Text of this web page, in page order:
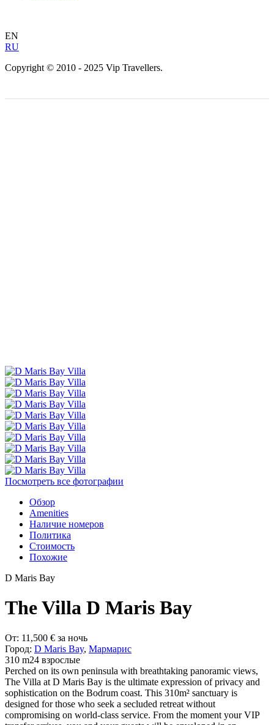
EN
RU
Copyright © 2010 - 2025 Vip Travellers.
Посмотреть все фотографии
Обзор
Amenities
Наличие номеров
Политика
Стоимость
Похожие
D Maris Bay
The Villa D Maris Bay
От: 11,500 € за ночь
Город: D Maris Bay, Мармарис
310 m24 взрослые
Perched on its own peninsula with breathtaking panoramic views,
The Villa at D Maris Bay is the ultimate expression of privacy and
sophistication on the Bodrum coast. This 310m² sanctuary is
designed for those who seek a secluded retreat without
compromising on world-class service. From the moment your VIP